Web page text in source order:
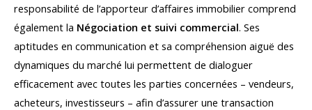
responsabilité de l’apporteur d’affaires immobilier comprend
également la Négociation et suivi commercial. Ses
aptitudes en communication et sa compréhension aiguë des
dynamiques du marché lui permettent de dialoguer
efficacement avec toutes les parties concernées – vendeurs,
acheteurs, investisseurs – afin d’assurer une transaction